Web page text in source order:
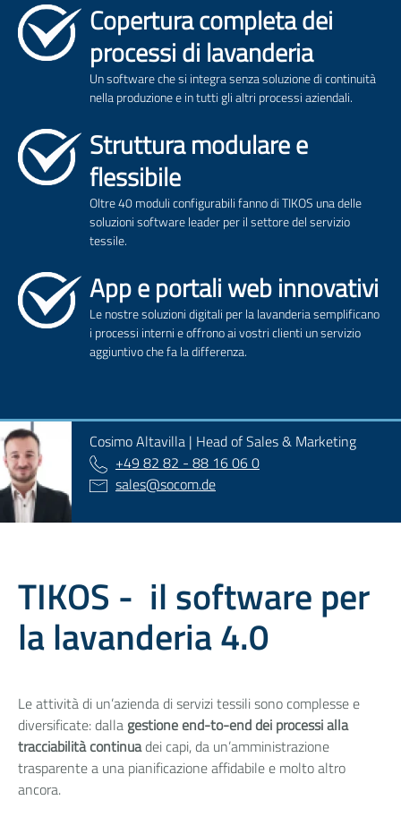
Copertura completa dei
processi di lavanderia
Un software che si integra senza soluzione di continuità
nella produzione e in tutti gli altri processi aziendali.
Struttura modulare e
flessibile
Oltre 40 moduli configurabili fanno di TIKOS una delle
soluzioni software leader per il settore del servizio
tessile.
App e portali web innovativi
Le nostre soluzioni digitali per la lavanderia semplificano
i processi interni e offrono ai vostri clienti un servizio
aggiuntivo che fa la differenza.
Cosimo Altavilla | Head of Sales & Marketing
+49 82 82 - 88 16 06 0
sales@socom.de
TIKOS - il software per
la lavanderia 4.0
Le attività di un’azienda di servizi tessili sono complesse e
diversificate: dalla gestione end-to-end dei processi alla
tracciabilità continuadei capi, da un’amministrazione
trasparente a una pianificazione affidabile e molto altro
ancora.